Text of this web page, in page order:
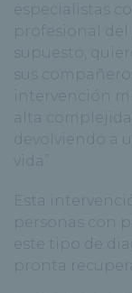
especialistas
profesional del
supuesto,
sus
intervención
alta
devolviendo a
vida”.
Esta
personas con
este tipo de
pronta